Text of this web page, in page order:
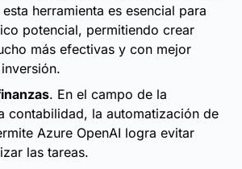
herramienta es esencial para
potencial, permitiendo crear
más efectivas y con mejor
. En el campo de la
contabilidad, la automatización de
Azure OpenAI logra evitar
las tareas.